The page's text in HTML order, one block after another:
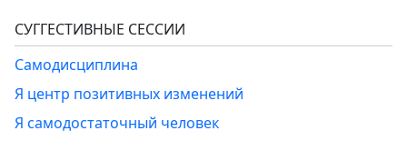
СУГГЕСТИВНЫЕ СЕССИИ
Самодисциплина
Я центр позитивных изменений
Я самодостаточный человек